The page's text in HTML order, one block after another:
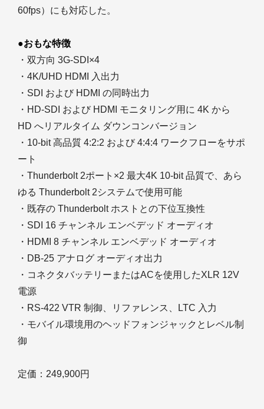
60fps）にも対応した。
●おもな特徴
・双方向 3G-SDI×4
・4K/UHD HDMI 入出力
・SDI および HDMI の同時出力
・HD-SDI および HDMI モニタリング用に 4K から
HD へリアルタイム ダウンコンバージョン
・10-bit 高品質 4:2:2 および 4:4:4 ワークフローをサポ
ート
・Thunderbolt 2ポート×2 最大4K 10-bit 品質で、あら
ゆる Thunderbolt 2システムで使用可能
・既存の Thunderbolt ホストとの下位互換性
・SDI 16 チャンネル エンベデッド オーディオ
・HDMI 8 チャンネル エンベデッド オーディオ
・DB-25 アナログ オーディオ出力
・コネクタバッテリーまたはACを使用したXLR 12V
電源
・RS-422 VTR 制御、リファレンス、LTC 入力
・モバイル環境用のヘッドフォンジャックとレベル制
御
定価：249,900円